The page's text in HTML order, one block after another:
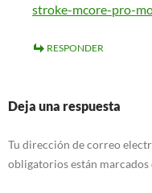
stroke-mcore-pro-
RESPONDER
Deja una respuesta
Tu dirección de correo
obligatorios están marcados